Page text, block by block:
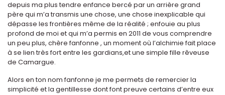
depuis ma plus tendre enfance bercé par un arrière grand
père qui m’a transmis une chose, une chose inexplicable qui
dépasse les frontières même de la réalité ; enfouie au plus
profond de moi et qui m’a permis en 2011 de vous comprendre
un peu plus, chère fanfonne , un moment où l’alchimie fait place
à se lien très fort entre les gardians,et une simple fille rêveuse
de Camargue.
Alors en ton nom fanfonne je me permets de remercier la
simplicité et la gentillesse dont font preuve certains d’entre eux